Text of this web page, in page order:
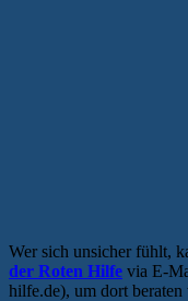
Wer sich unsicher fühlt,
der Roten Hilfe via E-
hilfe.de), um dort beraten